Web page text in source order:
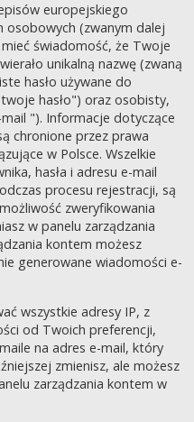
europejskiego
osobowych (zwanym dalej
świadomość, że Twoje
unikalną nazwę (zwaną
hasło używane do
hasło") oraz osobisty,
"). Informacje dotyczące
chronione przez prawa
w Polsce. Wszelkie
hasła i adresu e-mail
procesu rejestracji, są
zweryfikowania
w panelu zarządzania
kontem możesz
generowane wiadomości e-
wszystkie adresy IP, z
od Twoich preferencji,
na adres e-mail, który
zmienisz, ale możesz
zarządzania kontem w